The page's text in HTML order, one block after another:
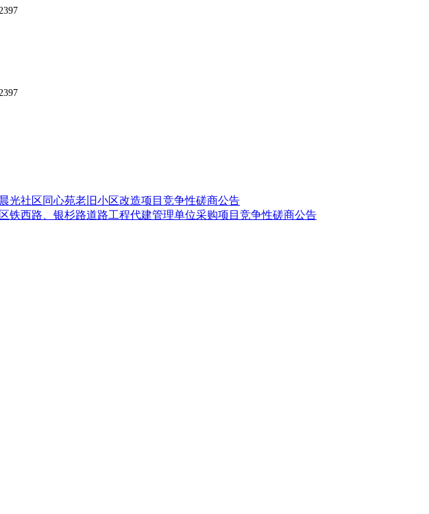
光社区同心苑老旧小区改造项目竞争性磋商公告
铁西路、银杉路道路工程代建管理单位采购项目竞争性磋商公告